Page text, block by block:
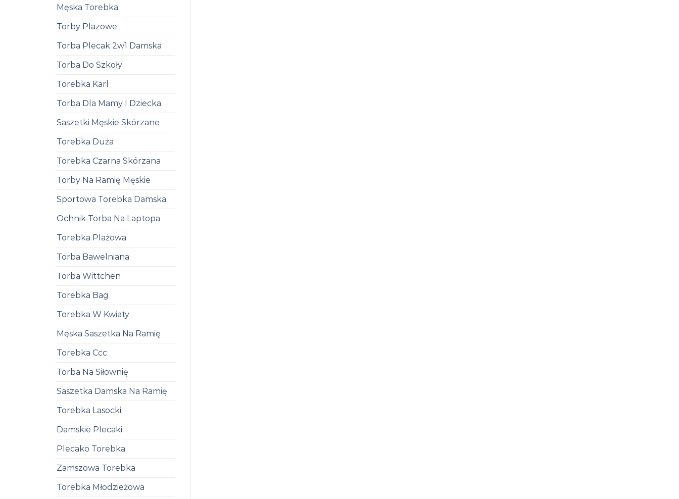
Męska Torebka
Torby Plazowe
Torba Plecak 2w1 Damska
Torba Do Szkoły
Torebka Karl
Torba Dla Mamy I Dziecka
Saszetki Męskie Skórzane
Torebka Duża
Torebka Czarna Skórzana
Torby Na Ramię Męskie
Sportowa Torebka Damska
Ochnik Torba Na Laptopa
Torebka Plażowa
Torba Bawelniana
Torba Wittchen
Torebka Bag
Torebka W Kwiaty
Męska Saszetka Na Ramię
Torebka Ccc
Torba Na Siłownię
Saszetka Damska Na Ramię
Torebka Lasocki
Damskie Plecaki
Plecako Torebka
Zamszowa Torebka
Torebka Młodzieżowa